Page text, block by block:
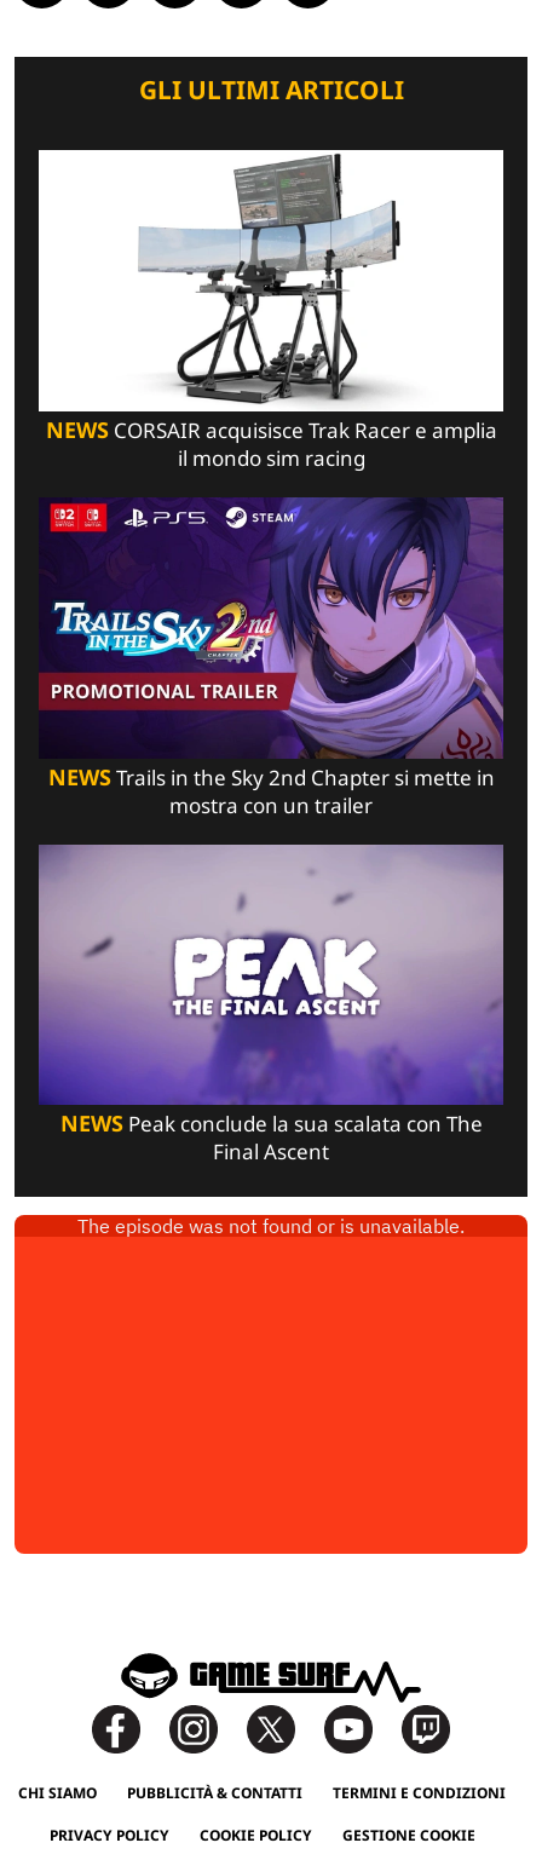
GLI ULTIMI ARTICOLI
NEWSCORSAIR acquisisce Trak Racer e amplia
il mondo sim racing
NEWSTrails in the Sky 2nd Chapter si mette in
mostra con un trailer
NEWSPeak conclude la sua scalata con The
Final Ascent
CHI SIAMO PUBBLICITÀ & CONTATTI TERMINI E CONDIZIONI
PRIVACY POLICY COOKIE POLICY GESTIONE COOKIE